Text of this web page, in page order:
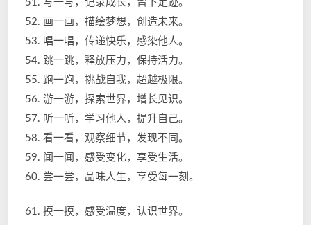
51. 写一写，记录成长，留下足迹。
52. 画一画，描绘梦想，创造未来。
53. 唱一唱，传递快乐，感染他人。
54. 跳一跳，释放压力，保持活力。
55. 跑一跑，挑战自我，超越极限。
56. 游一游，探索世界，增长见识。
57. 听一听，学习他人，提升自己。
58. 看一看，观察细节，发现不同。
59. 闻一闻，感受变化，享受生活。
60. 尝一尝，品味人生，享受每一刻。
61. 摸一摸，感受温度，认识世界。